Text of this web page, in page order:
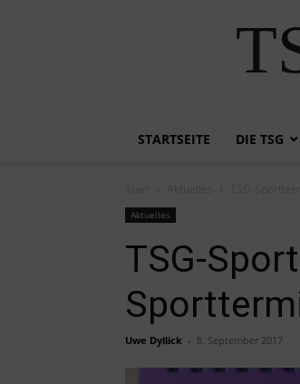
STARTSEITE DIE TSG
Aktuelles
TSG-
Uwe Dyllick - 8. September 2017